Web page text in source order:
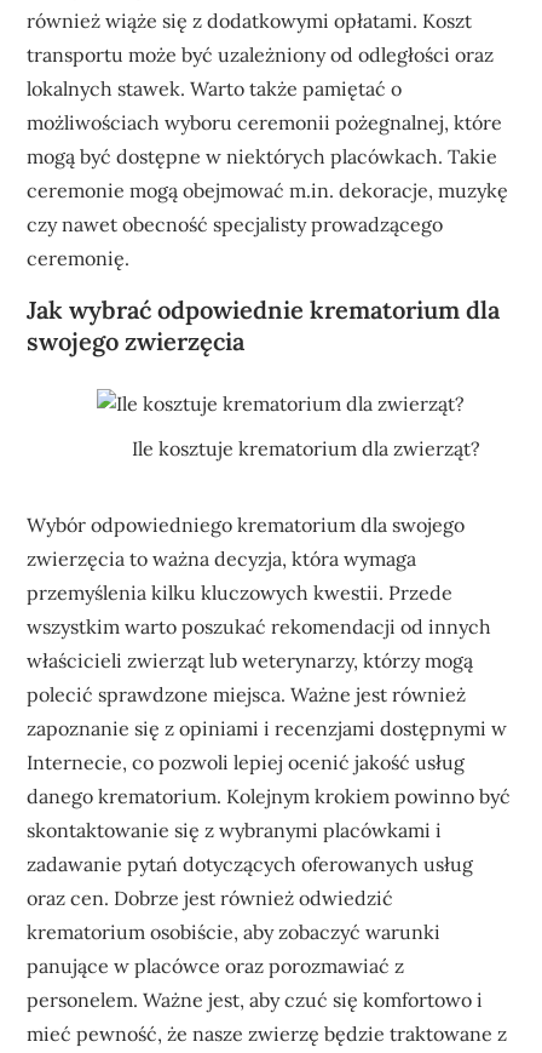
również wiąże się z dodatkowymi opłatami. Koszt
transportu może być uzależniony od odległości oraz
lokalnych stawek. Warto także pamiętać o
możliwościach wyboru ceremonii pożegnalnej, które
mogą być dostępne w niektórych placówkach. Takie
ceremonie mogą obejmować m.in. dekoracje, muzykę
czy nawet obecność specjalisty prowadzącego
ceremonię.
Jak wybrać odpowiednie krematorium dla
swojego zwierzęcia
Ile kosztuje krematorium dla zwierząt?
Wybór odpowiedniego krematorium dla swojego
zwierzęcia to ważna decyzja, która wymaga
przemyślenia kilku kluczowych kwestii. Przede
wszystkim warto poszukać rekomendacji od innych
właścicieli zwierząt lub weterynarzy, którzy mogą
polecić sprawdzone miejsca. Ważne jest również
zapoznanie się z opiniami i recenzjami dostępnymi w
Internecie, co pozwoli lepiej ocenić jakość usług
danego krematorium. Kolejnym krokiem powinno być
skontaktowanie się z wybranymi placówkami i
zadawanie pytań dotyczących oferowanych usług
oraz cen. Dobrze jest również odwiedzić
krematorium osobiście, aby zobaczyć warunki
panujące w placówce oraz porozmawiać z
personelem. Ważne jest, aby czuć się komfortowo i
mieć pewność, że nasze zwierzę będzie traktowane z